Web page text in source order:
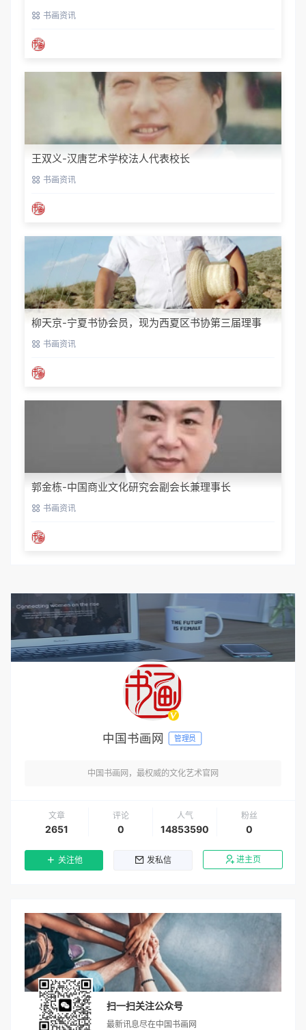
书画资讯
王双义-汉唐艺术学校法人代表校长
书画资讯
柳天京-宁夏书协会员，现为西夏区书协第三届理事
书画资讯
郭金栋-中国商业文化研究会副会长兼理事长
书画资讯
中国书画网 管理员
中国书画网，最权威的文化艺术官网
文章
2651
评论
0
人气
14853590
粉丝
0
关注他 发私信 进主页
扫一扫关注公众号
最新讯息尽在中国书画网